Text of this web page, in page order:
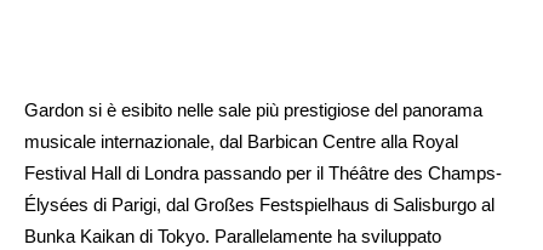
Gardon si è esibito nelle sale più prestigiose del panorama
musicale internazionale, dal Barbican Centre alla Royal
Festival Hall di Londra passando per il Théâtre des Champs-
Élysées di Parigi, dal Großes Festspielhaus di Salisburgo al
Bunka Kaikan di Tokyo. Parallelamente ha sviluppato